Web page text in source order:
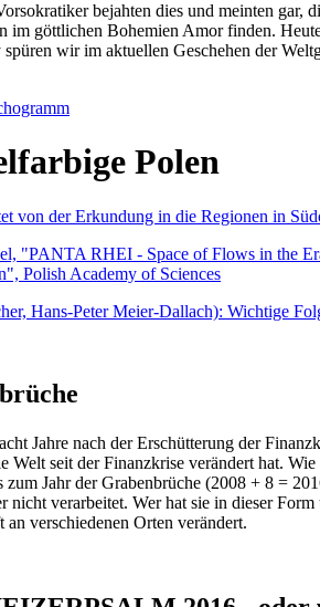
bejahten dies und meinten
im göttlichen Bohemien Amor finden.
wir im aktuellen Geschehen der
Polen
von der Erkundung in die Regionen in
"PANTA RHEI - Space of Flows in the
Polish Academy of Sciences
Hans-Peter Meier-Dallach): Wichtige
Jahre nach der Erschütterung der
seit der Finanzkrise verändert hat.
Jahr der Grabenbrüche (2008 + 8 =
nicht verarbeitet. Wer hat sie in dieser
verschiedenen Orten verändert.